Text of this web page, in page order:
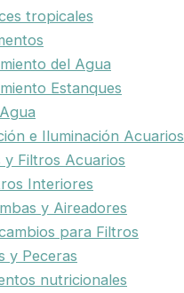
tropicales
del Agua
Estanques
e Iluminación Acuarios
y Filtros Acuarios
Interiores
y Aireadores
para Filtros
y Peceras
nutricionales